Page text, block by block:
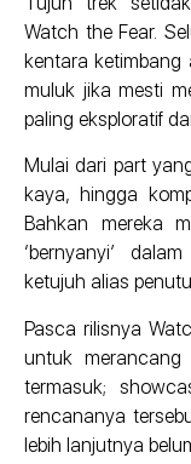
Watch the Fear.
kentara ketimbang
muluk jika mesti
paling eksploratif
Mulai dari part
kaya, hingga
Bahkan mereka
‘bernyanyi’
ketujuh alias
Pasca rilisnya
untuk
termasuk;
rencananya
lebih lanjutnya